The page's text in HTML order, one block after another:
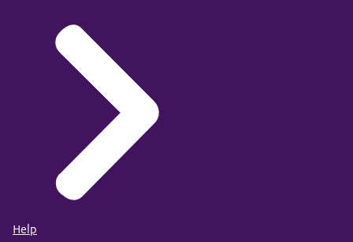
Help